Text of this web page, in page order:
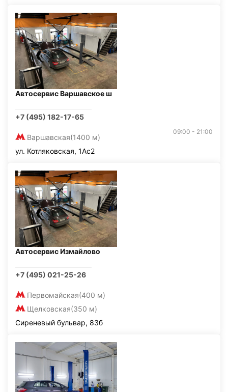
Автосервис Варшавское ш
+7 (495) 182-17-65
Варшавская(1400 м)
09:00 - 21:00
ул. Котляковская, 1Ас2
Автосервис Измайлово
+7 (495) 021-25-26
Первомайская(400 м)
Щелковская(350 м)
Сиреневый бульвар, 83б